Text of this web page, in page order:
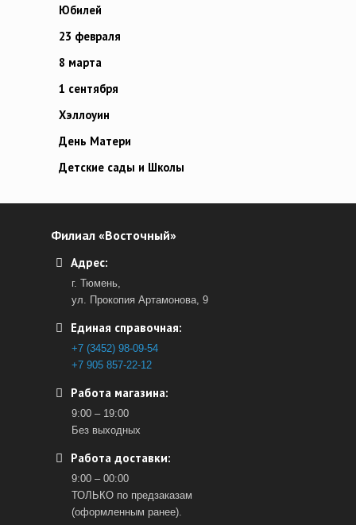
Юбилей
23 февраля
8 марта
1 сентября
Хэллоуин
День Матери
Детские сады и Школы
Филиал «Восточный»
Адрес:
г. Тюмень,
ул. Прокопия Артамонова, 9
Единая справочная:
+7 (3452) 98-09-54
+7 905 857-22-12
Работа магазина:
9:00 – 19:00
Без выходных
Работа доставки:
9:00 – 00:00
ТОЛЬКО по предзаказам
(оформленным ранее).